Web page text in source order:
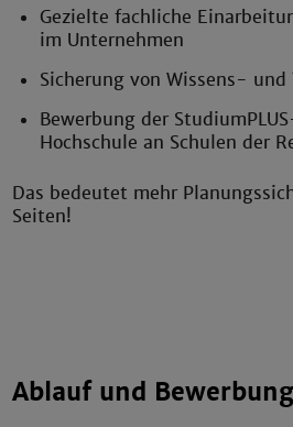
Gezielte fachliche
im Unternehmen
Sicherung von Wissens-
Bewerbung der
Hochschule an Schulen der
Das bedeutet mehr
Seiten!
Ablauf und